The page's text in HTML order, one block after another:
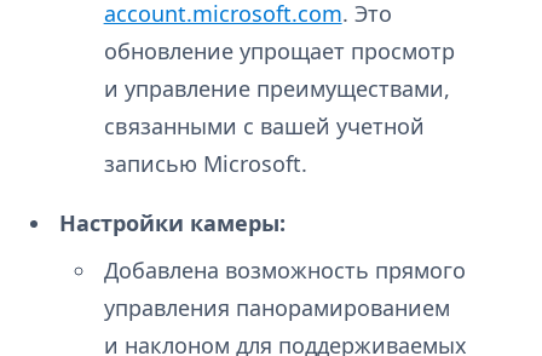
account.microsoft.com. Это
обновление упрощает просмотр
и управление преимуществами,
связанными с вашей учетной
записью Microsoft.
Настройки камеры:
Добавлена возможность прямого
управления панорамированием
и наклоном для поддерживаемых